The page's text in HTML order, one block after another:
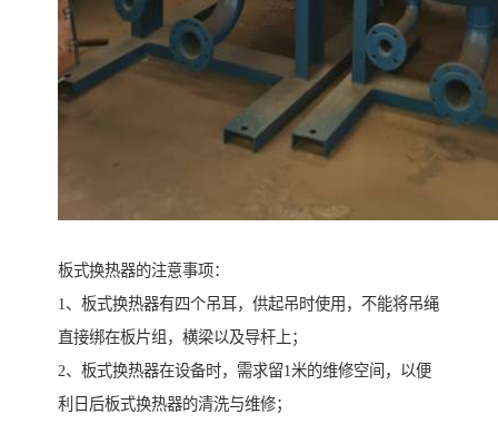
板式换热器的注意事项：
1、板式换热器有四个吊耳，供起吊时使用，不能将吊绳
直接绑在板片组，横梁以及导杆上；
2、板式换热器在设备时，需求留1米的维修空间，以便
利日后板式换热器的清洗与维修；